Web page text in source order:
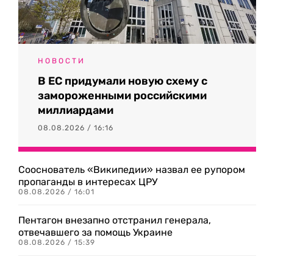
НОВОСТИ
В ЕС придумали новую схему с
замороженными российскими
миллиардами
08.08.2026 / 16:16
Сооснователь «Википедии» назвал ее рупором
пропаганды в интересах ЦРУ
08.08.2026 / 16:01
Пентагон внезапно отстранил генерала,
отвечавшего за помощь Украине
08.08.2026 / 15:39